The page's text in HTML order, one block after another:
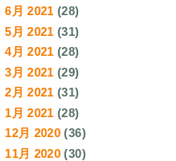
6月 2021 (28)
5月 2021 (31)
4月 2021 (28)
3月 2021 (29)
2月 2021 (31)
1月 2021 (28)
12月 2020 (36)
11月 2020 (30)